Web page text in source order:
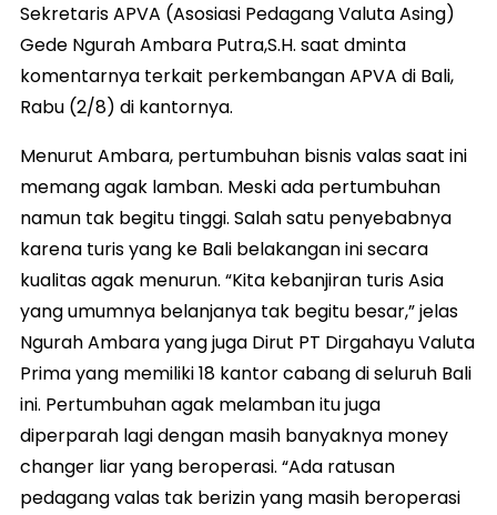
Sekretaris APVA (Asosiasi Pedagang Valuta Asing)
Gede Ngurah Ambara Putra,S.H. saat dminta
komentarnya terkait perkembangan APVA di Bali,
Rabu (2/8) di kantornya.
Menurut Ambara, pertumbuhan bisnis valas saat ini
memang agak lamban. Meski ada pertumbuhan
namun tak begitu tinggi. Salah satu penyebabnya
karena turis yang ke Bali belakangan ini secara
kualitas agak menurun. “Kita kebanjiran turis Asia
yang umumnya belanjanya tak begitu besar,” jelas
Ngurah Ambara yang juga Dirut PT Dirgahayu Valuta
Prima yang memiliki 18 kantor cabang di seluruh Bali
ini. Pertumbuhan agak melamban itu juga
diperparah lagi dengan masih banyaknya money
changer liar yang beroperasi. “Ada ratusan
pedagang valas tak berizin yang masih beroperasi